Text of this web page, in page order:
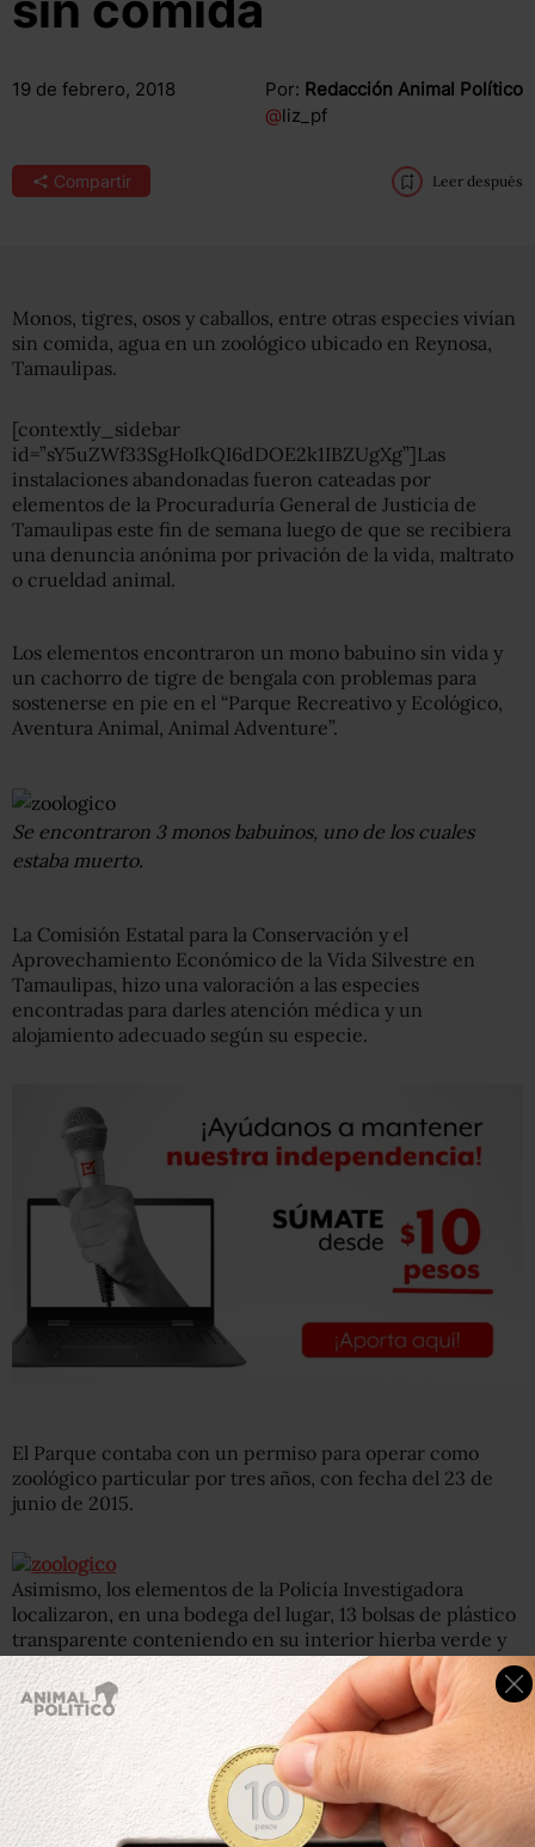
19 de febrero, 2018 Por: Redacción Animal Político
@liz_pf
Compartir Leer después
Monos, tigres, osos y caballos, entre otras especies vivían
sin comida, agua en un zoológico ubicado en Reynosa,
Tamaulipas.
[contextly_sidebar
id=”sY5uZWf33SgHoIkQI6dDOE2k1IBZUgXg”]Las
instalaciones abandonadas fueron cateadas por
elementos de la Procuraduría General de Justicia de
Tamaulipas este fin de semana luego de que se recibiera
una denuncia anónima por privación de la vida, maltrato
o crueldad animal.
Los elementos encontraron un mono babuino sin vida y
un cachorro de tigre de bengala con problemas para
sostenerse en pie en el “Parque Recreativo y Ecológico,
Aventura Animal, Animal Adventure”.
Se encontraron 3 monos babuinos, uno de los cuales
estaba muerto.
La Comisión Estatal para la Conservación y el
Aprovechamiento Económico de la Vida Silvestre en
Tamaulipas, hizo una valoración a las especies
encontradas para darles atención médica y un
alojamiento adecuado según su especie.
El Parque contaba con un permiso para operar como
zoológico particular por tres años, con fecha del 23 de
junio de 2015.
Asimismo, los elementos de la Policía Investigadora
localizaron, en una bodega del lugar, 13 bolsas de plástico
transparente conteniendo en su interior hierba verde y
seca, con las características propias de la marihuana, y
con un peso a determinar, y una bolsa de plástico
trasparente con 10 bolsas de 5 x 3 centímetros,
conteniendo un polvo blanco al parecer cocaína.
En las instalaciones se encontraron: